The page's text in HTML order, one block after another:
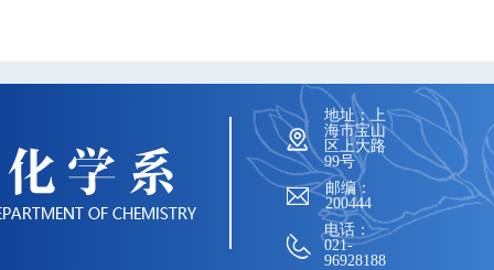
地址：上
海市宝山
区上大路
99号
邮编：
200444
电话：
021-
96928188